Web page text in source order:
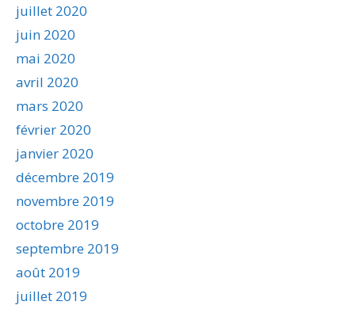
juillet 2020
juin 2020
mai 2020
avril 2020
mars 2020
février 2020
janvier 2020
décembre 2019
novembre 2019
octobre 2019
septembre 2019
août 2019
juillet 2019